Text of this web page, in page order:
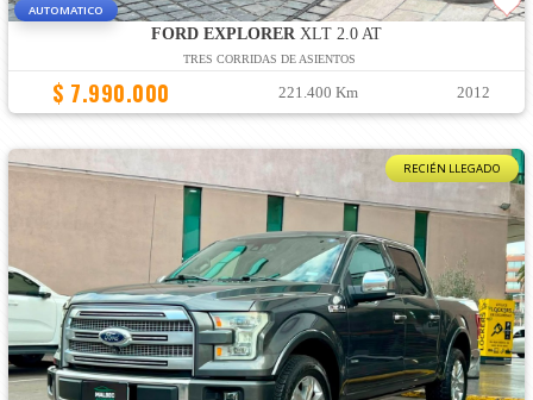
AUTOMATICO
FORD EXPLORER XLT 2.0 AT
TRES CORRIDAS DE ASIENTOS
$ 7.990.000 221.400 Km 2012
RECIÉN LLEGADO